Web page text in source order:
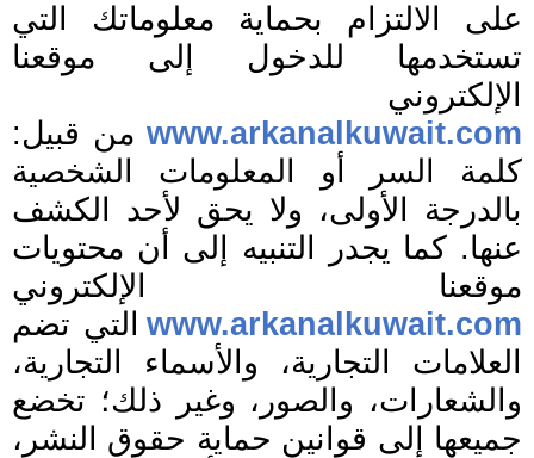
على الالتزام بحماية معلوماتك التي
تستخدمها للدخول إلى موقعنا
الإلكتروني
www.arkanalkuwait.com من قبيل:
كلمة السر أو المعلومات الشخصية
بالدرجة الأولى، ولا يحق لأحد الكشف
عنها. كما يجدر التنبيه إلى أن محتويات
موقعنا الإلكتروني
www.arkanalkuwait.com التي تضم
العلامات التجارية، والأسماء التجارية،
والشعارات، والصور، وغير ذلك؛ تخضع
جميعها إلى قوانين حماية حقوق النشر،